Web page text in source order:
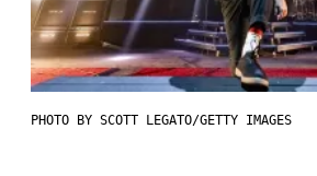
PHOTO BY SCOTT LEGATO/GETTY IMAGES